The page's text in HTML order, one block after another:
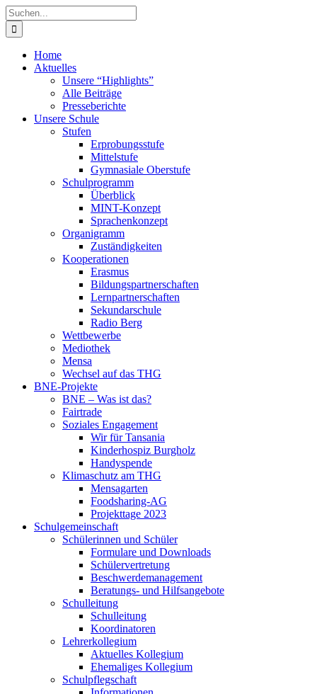
Zum
Inhalt
springen
Suche
nach:
Home
Aktuelles
Unsere “Highlights”
Alle Beiträge
Presseberichte
Unsere Schule
Stufen
Erprobungsstufe
Mittelstufe
Gymnasiale Oberstufe
Schulprogramm
Überblick
MINT-Konzept
Sprachenkonzept
Organigramm
Zuständigkeiten
Kooperationen
Erasmus
Bildungspartnerschaften
Lernpartnerschaften
Sekundarschule
Radio Berg
Wettbewerbe
Mediothek
Mensa
Wechsel auf das THG
BNE-Projekte
BNE – Was ist das?
Fairtrade
Soziales Engagement
Wir für Tansania
Kinderhospiz Burgholz
Handyspende
Klimaschutz am THG
Mensagarten
Foodsharing-AG
Projekttage 2023
Schulgemeinschaft
Schülerinnen und Schüler
Formulare und Downloads
Schülervertretung
Beschwerdemanagement
Beratungs- und Hilfsangebote
Schulleitung
Schulleitung
Koordinatoren
Lehrerkollegium
Aktuelles Kollegium
Ehemaliges Kollegium
Schulpflegschaft